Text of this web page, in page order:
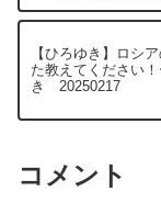
【ひろゆき】ロシ
た教えてください
き 20250217
コメント